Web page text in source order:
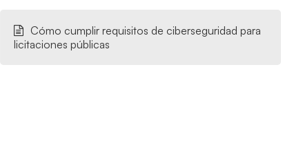
Cómo cumplir requisitos de ciberseguridad para
licitaciones públicas